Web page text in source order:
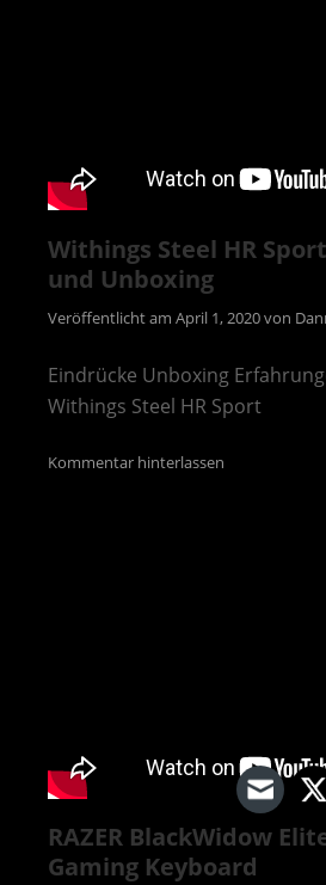
Withings Steel HR
und Unboxing
Veröffentlicht am April 1, 2020von
Eindrücke Unboxing
Withings Steel HR Sport
Kommentar hinterlassen
RAZER BlackWidow
Gaming Keyboard